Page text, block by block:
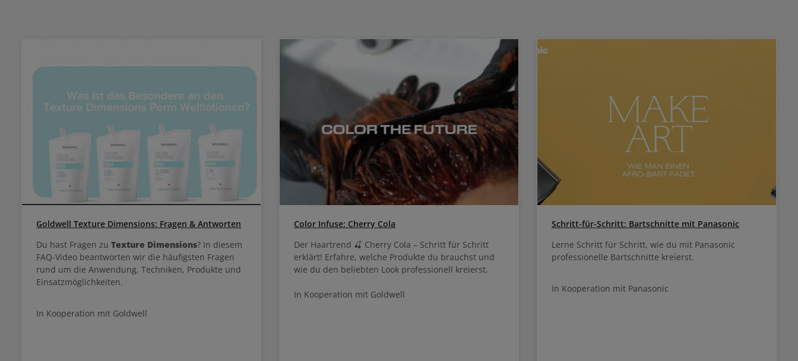
und gründlich ausspülen. Tipp: Bei sehr langem
Haar die Einwirkzeit um fünf Minuten
verlängern. Es wird ganz besonders empfohlen
die angegebene Einwirkzeit einzuhalten.
Goldwell Texture Dimensions: Fragen & Antworten
Du hast Fragen zu Texture Dimensions? In diesem
FAQ-Video beantworten wir die häufigsten Fragen
rund um die Anwendung, Techniken, Produkte und
Einsatzmöglichkeiten.
In Kooperation mit Goldwell
Color Infuse: Cherry Cola
Der Haartrend 🍒 Cherry Cola – Schritt für Schritt
erklärt! Erfahre, welche Produkte du brauchst und
wie du den beliebten Look professionell kreierst.
In Kooperation mit Goldwell
Schritt-für-Schritt: Bartschnitte mit Panasonic
Lerne Schritt für Schritt, wie du mit Panasonic
professionelle Bartschnitte kreierst.
In Kooperation mit Panasonic